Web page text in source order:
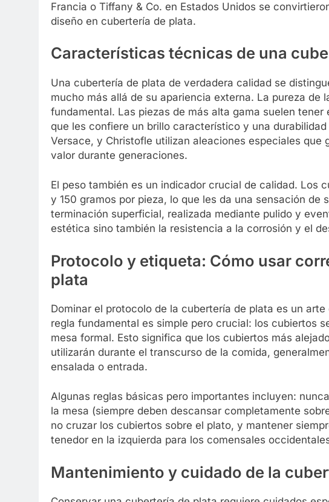
Francia o Tiffany & Co. en Estados Unidos se
diseño en cubertería de plata.
Características técnicas de una
Una cubertería de plata de verdadera calidad se
mucho más allá de su apariencia externa. La pureza de
fundamental. Las piezas de más alta gama suelen
que les confiere un brillo característico y una
Versace, y Christofle utilizan aleaciones especiales que
valor durante generaciones.
El peso también es un indicador crucial de calidad. Los
y 150 gramos por pieza, lo que les da una sensación de
terminación superficial, realizada mediante pulido y
estética sino también la resistencia a la corrosión y el
Protocolo y etiqueta: Cómo usar
plata
Dominar el protocolo de la cubertería de plata es un
regla fundamental es simple pero crucial: los cubiertos
mesa formal. Esto significa que los cubiertos más
utilizarán durante el transcurso de la comida,
ensalada o entrada.
Algunas reglas básicas pero importantes incluyen:
la mesa (siempre deben descansar completamente
no cruzar los cubiertos sobre el plato, y mantener
tenedor en la izquierda para los comensales
Mantenimiento y cuidado de la